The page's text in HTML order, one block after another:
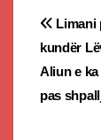
Post
Limani
kundër
Aliun e
pas